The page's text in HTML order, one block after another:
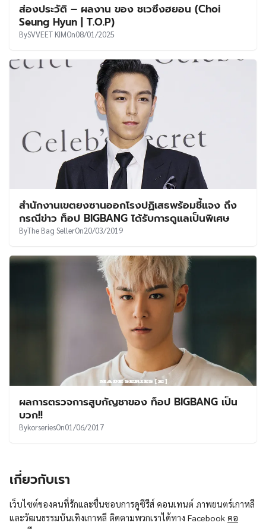
ส่องประวัติ – ผลงาน ของ ชเวซึงฮยอน (Choi
Seung Hyun | T.O.P)
BySVVEET KIMOn08/01/2025
สำนักงานเขตยงซานออกโรงปฏิเสธพร้อมชี้แจง ถึง
กรณีข่าว ท็อป BIGBANG ได้รับการดูแลเป็นพิเศษ
ByThe Bag SellerOn20/03/2019
ผลการตรวจการสูบกัญชาของ ท็อป BIGBANG เป็น
บวก!!
BykorseriesOn01/06/2017
เกี่ยวกับเรา
เว็บไซต์ของคนที่รักและชื่นชอบการดูซีรีส์ คอนเทนต์ ภาพยนตร์เกาหลี
และวัฒนธรรมบันเทิงเกาหลี ติดตามพวกเราได้ทาง Facebook คอ